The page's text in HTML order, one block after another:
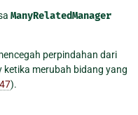
ManyRelatedManager
perpindahan dari
merubah bidang yang
).